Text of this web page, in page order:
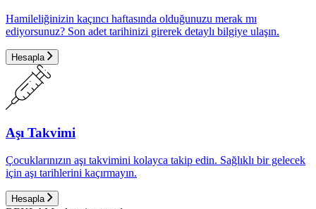
Hamileliğinizin kaçıncı haftasında olduğunuzu merak mı
ediyorsunuz? Son adet tarihinizi girerek detaylı bilgiye ulaşın.
Hesapla
Aşı Takvimi
Çocuklarınızın aşı takvimini kolayca takip edin. Sağlıklı bir gelecek
için aşı tarihlerini kaçırmayın.
Hesapla